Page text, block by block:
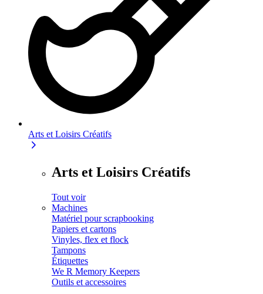
Arts et Loisirs Créatifs
Arts et Loisirs Créatifs
Tout voir
Machines
Matériel pour scrapbooking
Papiers et cartons
Vinyles, flex et flock
Tampons
Étiquettes
We R Memory Keepers
Outils et accessoires